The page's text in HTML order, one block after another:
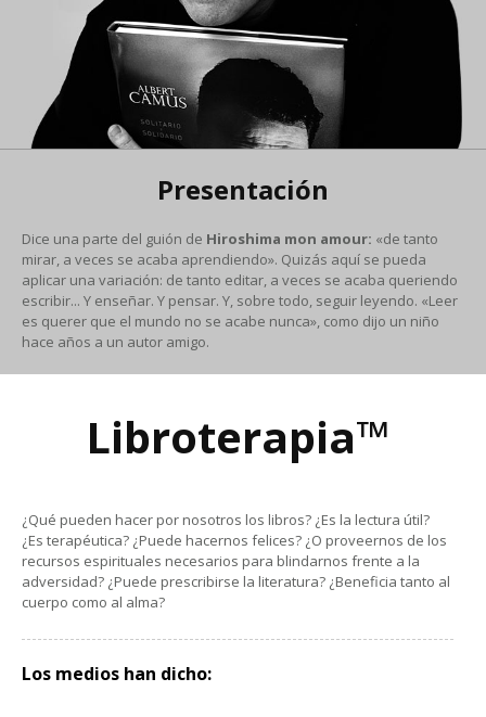
Presentación
Dice una parte del guión de Hiroshima mon amour: «de tanto
mirar, a veces se acaba aprendiendo». Quizás aquí se pueda
aplicar una variación: de tanto editar, a veces se acaba queriendo
escribir... Y enseñar. Y pensar. Y, sobre todo, seguir leyendo. «Leer
es querer que el mundo no se acabe nunca», como dijo un niño
hace años a un autor amigo.
Libroterapia™
¿Qué pueden hacer por nosotros los libros? ¿Es la lectura útil?
¿Es terapéutica? ¿Puede hacernos felices? ¿O proveernos de los
recursos espirituales necesarios para blindarnos frente a la
adversidad? ¿Puede prescribirse la literatura? ¿Beneficia tanto al
cuerpo como al alma?
Los medios han dicho: